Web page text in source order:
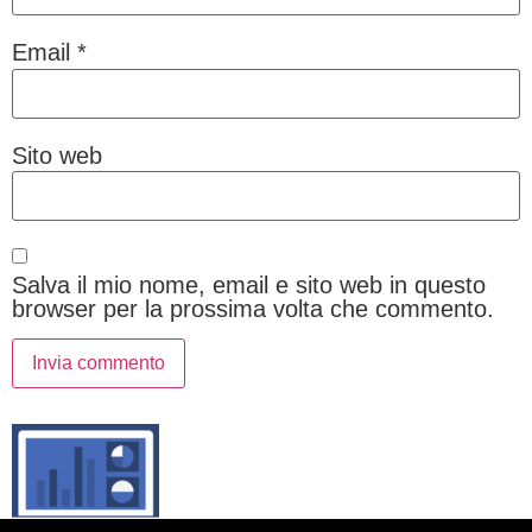
Email *
Sito web
Salva il mio nome, email e sito web in questo
browser per la prossima volta che commento.